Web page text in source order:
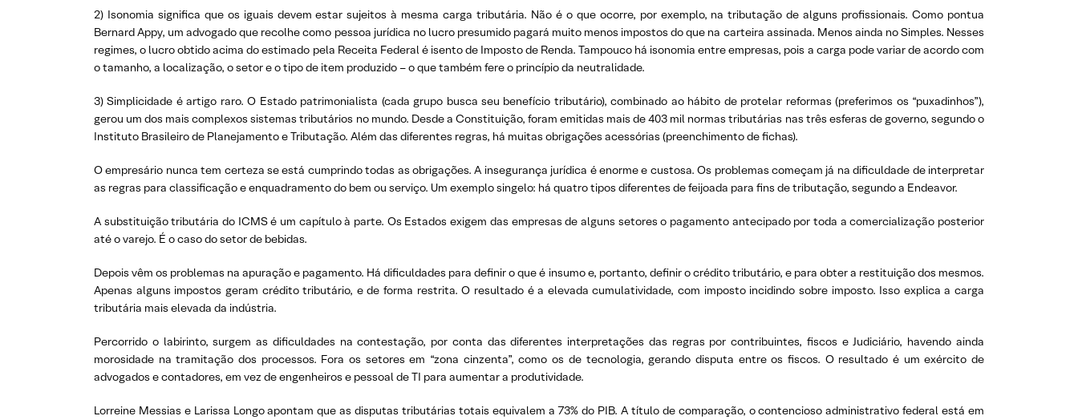
2) Isonomia significa que os iguais devem estar sujeitos à mesma carga tributária. Não é o que ocorre, por exemplo, na tributação de alguns profissionais. Como pontua
Bernard Appy, um advogado que recolhe como pessoa jurídica no lucro presumido pagará muito menos impostos do que na carteira assinada. Menos ainda no Simples. Nesses
regimes, o lucro obtido acima do estimado pela Receita Federal é isento de Imposto de Renda. Tampouco há isonomia entre empresas, pois a carga pode variar de acordo com
o tamanho, a localização, o setor e o tipo de item produzido – o que também fere o princípio da neutralidade.
3) Simplicidade é artigo raro. O Estado patrimonialista (cada grupo busca seu benefício tributário), combinado ao hábito de protelar reformas (preferimos os “puxadinhos”),
gerou um dos mais complexos sistemas tributários no mundo. Desde a Constituição, foram emitidas mais de 403 mil normas tributárias nas três esferas de governo, segundo o
Instituto Brasileiro de Planejamento e Tributação. Além das diferentes regras, há muitas obrigações acessórias (preenchimento de fichas).
O empresário nunca tem certeza se está cumprindo todas as obrigações. A insegurança jurídica é enorme e custosa. Os problemas começam já na dificuldade de interpretar
as regras para classificação e enquadramento do bem ou serviço. Um exemplo singelo: há quatro tipos diferentes de feijoada para fins de tributação, segundo a Endeavor.
A substituição tributária do ICMS é um capítulo à parte. Os Estados exigem das empresas de alguns setores o pagamento antecipado por toda a comercialização posterior
até o varejo. É o caso do setor de bebidas.
Depois vêm os problemas na apuração e pagamento. Há dificuldades para definir o que é insumo e, portanto, definir o crédito tributário, e para obter a restituição dos mesmos.
Apenas alguns impostos geram crédito tributário, e de forma restrita. O resultado é a elevada cumulatividade, com imposto incidindo sobre imposto. Isso explica a carga
tributária mais elevada da indústria.
Percorrido o labirinto, surgem as dificuldades na contestação, por conta das diferentes interpretações das regras por contribuintes, fiscos e Judiciário, havendo ainda
morosidade na tramitação dos processos. Fora os setores em “zona cinzenta”, como os de tecnologia, gerando disputa entre os fiscos. O resultado é um exército de
advogados e contadores, em vez de engenheiros e pessoal de TI para aumentar a produtividade.
Lorreine Messias e Larissa Longo apontam que as disputas tributárias totais equivalem a 73% do PIB. A título de comparação, o contencioso administrativo federal está em